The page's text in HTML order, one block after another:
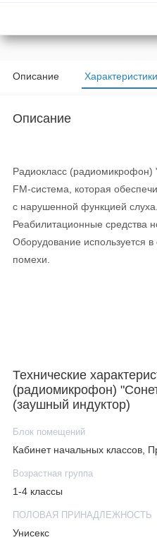
Описание Характеристики
Описание
Радиокласс
FM-система, которая
с нарушенной функцией слуха.
Реабилитационные средства
Оборудование используется
помехи.
Технические
(радиомикрофон)
(заушный индуктор)
Блок помещений
Кабинет начальных классов,
Возрастная группа
1-4 классы
ПОЛОВАЯ ПРИНАДЛЕЖНОСТЬ
Унисекс